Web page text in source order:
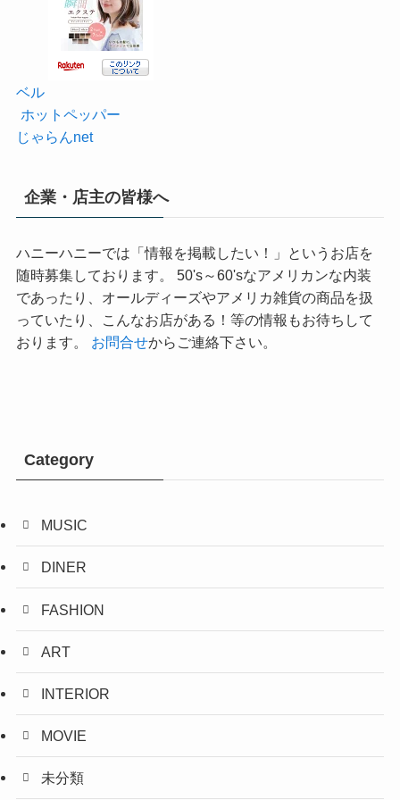
ベル
ホットペッパー
じゃらんnet
企業・店主の皆様へ
ハニーハニーでは「情報を掲載したい！」というお店を
随時募集しております。 50's～60'sなアメリカンな内装
であったり、オールディーズやアメリカ雑貨の商品を扱
っていたり、こんなお店がある！等の情報もお待ちして
おります。
お問合せからご連絡下さい。
Category
MUSIC
DINER
FASHION
ART
INTERIOR
MOVIE
未分類